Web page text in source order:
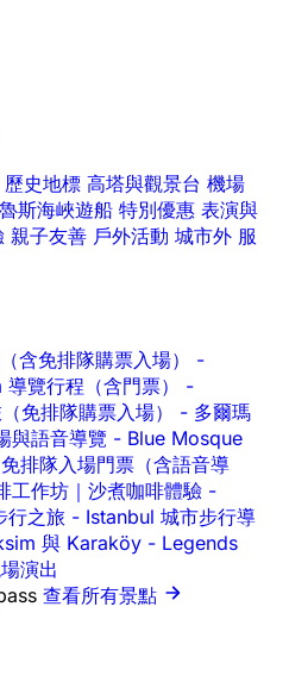
歷史地標 高塔與觀景台 機場
斯海峽遊船 特別優惠 表演與
親子友善 戶外活動 城市外 服
含免排隊購票入場） -
覽行程（含門票） -
免排隊購票入場） - 多爾瑪
與語音導覽 - Blue Mosque
排隊入場門票（含語音導
工作坊｜沙煮咖啡體驗 -
行之旅 - Istanbul 城市步行導
與 Karaköy - Legends
演出
查看所有景點